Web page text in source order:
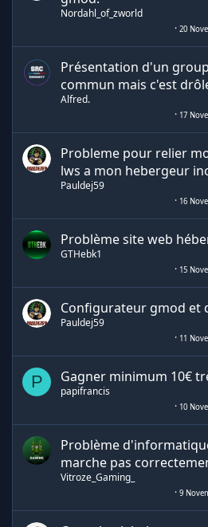
Nordahl_of_zworld
20
Présentation d'un
commun mais c'est
Alfred.
17
Probleme pour relier
lws a mon hebergeur
Pauldej59
16
Problème site web
GTHebk1
15
Configurateur gmod et
Pauldej59
11
P Gagner minimum 10€
papifrancis
10
Problème
marche pas
Vitroze_Gaming_
9